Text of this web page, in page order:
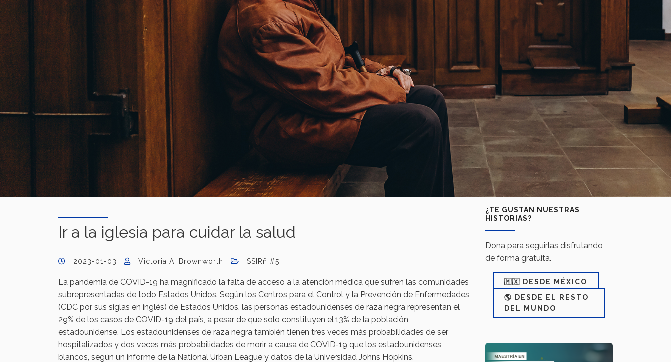
Ir a la iglesia para cuidar la salud
2023-01-03 Victoria A. Brownworth SSIRñ #5
La pandemia de COVID-19 ha magnificado la falta de acceso a la atención médica que sufren las comunidades
subrepresentadas de todo Estados Unidos. Según los Centros para el Control y la Prevención de Enfermedades
(CDC por sus siglas en inglés) de Estados Unidos, las personas estadounidenses de raza negra representan el
29% de los casos de COVID-19 del país, a pesar de que solo constituyen el 13% de la población
estadounidense. Los estadounidenses de raza negra también tienen tres veces más probabilidades de ser
hospitalizados y dos veces más probabilidades de morir a causa de COVID-19 que los estadounidenses
blancos, según un informe de la National Urban League y datos de la Universidad Johns Hopkins.
¿TE GUSTAN NUESTRAS
HISTORIAS?
Dona para seguirlas disfrutando
de forma gratuita.
🇲🇽 DESDE MÉXICO
🌎 DESDE EL RESTO
DEL MUNDO